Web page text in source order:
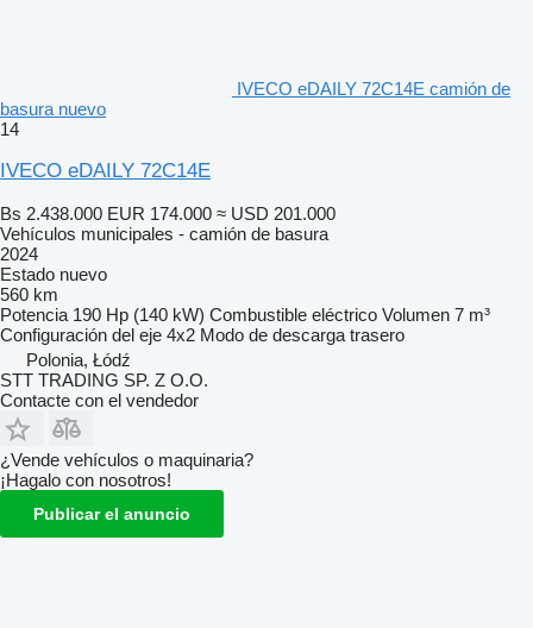
IVECO eDAILY 72C14E camión de
basura nuevo
14
IVECO eDAILY 72C14E
Bs 2.438.000 EUR 174.000 ≈ USD 201.000
Vehículos municipales - camión de basura
2024
Estado nuevo
560 km
Potencia 190 Hp (140 kW) Combustible eléctrico Volumen 7 m³
Configuración del eje 4x2 Modo de descarga trasero
Polonia, Łódź
STT TRADING SP. Z O.O.
Contacte con el vendedor
¿Vende vehículos o maquinaria?
¡Hagalo con nosotros!
Publicar el anuncio